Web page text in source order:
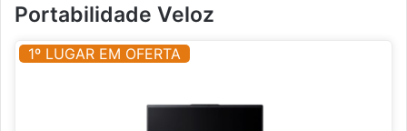
Portabilidade Veloz
1º LUGAR EM OFERTA